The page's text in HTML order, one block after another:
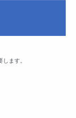
ます。